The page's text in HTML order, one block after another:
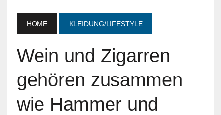
HOME KLEIDUNG/LIFESTYLE
Wein und Zigarren
gehören zusammen
wie Hammer und